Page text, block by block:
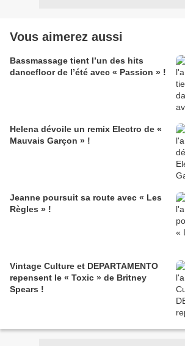
Vous aimerez aussi
Bassmassage tient l’un des hits
dancefloor de l’été avec « Passion » !
Helena dévoile un remix Electro de «
Mauvais Garçon » !
Jeanne poursuit sa route avec « Les
Règles » !
Vintage Culture et DEPARTAMENTO
repensent le « Toxic » de Britney
Spears !